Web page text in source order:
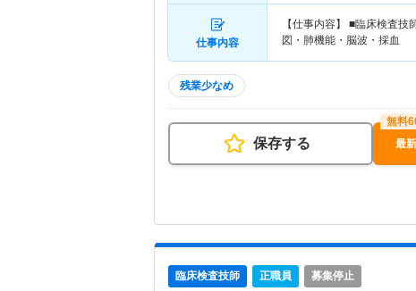
仕事内容
【仕事内容】 ■臨床検査
図・肺機能・脳波・採血
残業少なめ
保存する 最
臨床検査技師 正職員 募集停止